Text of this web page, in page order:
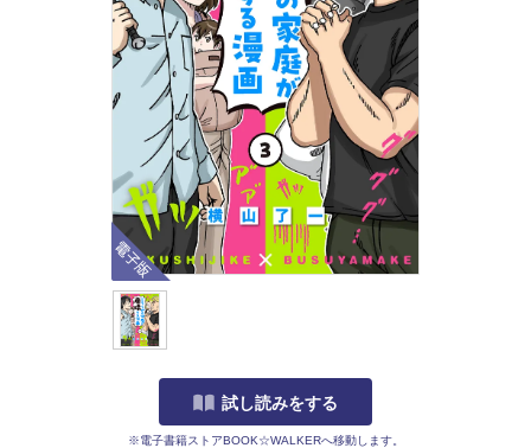
電子版
試し読みをする
※電子書籍ストアBOOK☆WALKERへ移動します。